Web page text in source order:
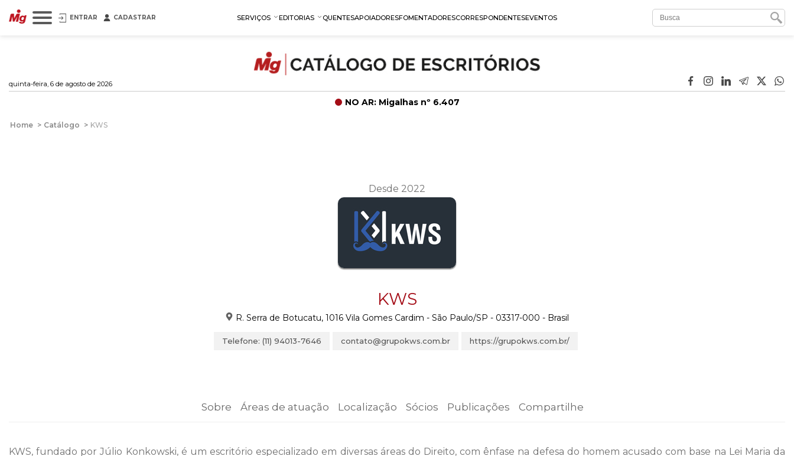
ENTRAR CADASTRAR SERVIÇOS EDITORIAS QUENTESAPOIADORESFOMENTADORESCORRESPONDENTESEVENTOS
quinta-feira, 6 de agosto de 2026
NO AR: Migalhas nº 6.407
Home > Catálogo > KWS
Desde 2022
KWS
R. Serra de Botucatu, 1016 Vila Gomes Cardim - São Paulo/SP - 03317-000 - Brasil
Telefone: (11) 94013-7646 contato@grupokws.com.br https://grupokws.com.br/
Sobre Áreas de atuação Localização Sócios Publicações Compartilhe
KWS, fundado por Júlio Konkowski, é um escritório especializado em diversas áreas do Direito, com ênfase na defesa do homem acusado com base na Lei Maria da